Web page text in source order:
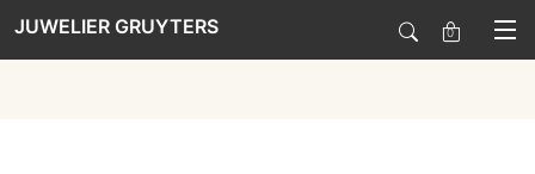
JUWELIER GRUYTERS 0